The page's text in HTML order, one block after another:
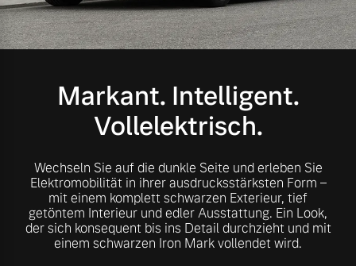
Mild-Hybrid
Geschäftskunden
Editionsmodelle
Konnektivität
Volvo Gebrauchtwagenbörse
Aktuelle Zubehörangebote
Zubehörkatalog
Service by Volvo
Kontakt und Anfahrt
Markant. Intelligent.
Vollelektrisch.
Wechseln Sie auf die dunkle Seite und erleben Sie
Elektromobilität in ihrer ausdrucksstärksten Form –
mit einem komplett schwarzen Exterieur, tief
getöntem Interieur und edler Ausstattung. Ein Look,
der sich konsequent bis ins Detail durchzieht und mit
einem schwarzen Iron Mark vollendet wird.